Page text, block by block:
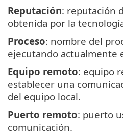
Reputación: reputación
obtenida por la
Proceso: nombre del
ejecutando actualmente
Equipo remoto: equipo
establecer una
del equipo local.
Puerto remoto: puerto
comunicación.